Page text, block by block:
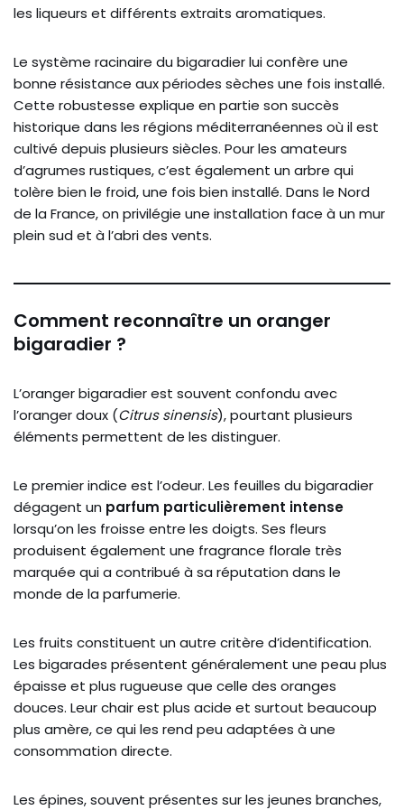
les liqueurs et différents extraits aromatiques.
Le système racinaire du bigaradier lui confère une
bonne résistance aux périodes sèches une fois installé.
Cette robustesse explique en partie son succès
historique dans les régions méditerranéennes où il est
cultivé depuis plusieurs siècles. Pour les amateurs
d’agrumes rustiques, c’est également un arbre qui
tolère bien le froid, une fois bien installé. Dans le Nord
de la France, on privilégie une installation face à un mur
plein sud et à l’abri des vents.
Comment reconnaître un oranger
bigaradier ?
L’oranger bigaradier est souvent confondu avec
l’oranger doux (Citrus sinensis), pourtant plusieurs
éléments permettent de les distinguer.
Le premier indice est l’odeur. Les feuilles du bigaradier
dégagent un parfum particulièrement intense
lorsqu’on les froisse entre les doigts. Ses fleurs
produisent également une fragrance florale très
marquée qui a contribué à sa réputation dans le
monde de la parfumerie.
Les fruits constituent un autre critère d’identification.
Les bigarades présentent généralement une peau plus
épaisse et plus rugueuse que celle des oranges
douces. Leur chair est plus acide et surtout beaucoup
plus amère, ce qui les rend peu adaptées à une
consommation directe.
Les épines, souvent présentes sur les jeunes branches,